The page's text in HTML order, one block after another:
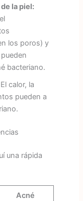
la piel:
los poros) y
bacteriano.
calor, la
pueden a
una rápida
Acné